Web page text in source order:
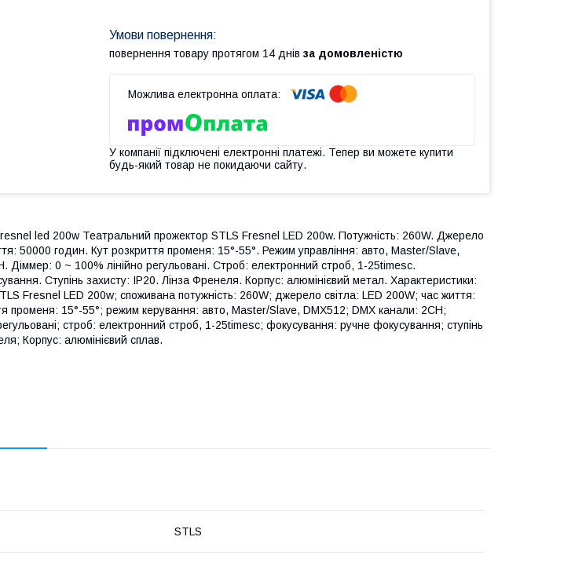
повернення товару протягом 14 днів за домовленістю
У компанії підключені електронні платежі. Тепер ви можете купити
будь-який товар не покидаючи сайту.
led 200w Театральний прожектор STLS Fresnel LED 200w. Потужність: 260W. Джерело
50000 годин. Кут розкриття променя: 15°-55°. Режим управління: авто, Master/Slave,
Діммер: 0 ~ 100% лінійно регульовані. Строб: електронний строб, 1-25timesc.
Ступінь захисту: IP20. Лінза Френеля. Корпус: алюмінієвий метал. Характеристики:
Fresnel LED 200w; споживана потужність: 260W; джерело світла: LED 200W; час життя:
променя: 15°-55°; режим керування: авто, Master/Slave, DMX512; DMX канали: 2CH;
строб: електронний строб, 1-25timesc; фокусування: ручне фокусування; ступінь
Корпус: алюмінієвий сплав.
STLS